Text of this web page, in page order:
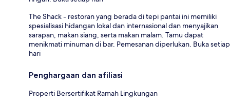
The Shack - restoran yang berada di tepi pantai ini memiliki
spesialisasi hidangan lokal dan internasional dan menyajikan
sarapan, makan siang, serta makan malam. Tamu dapat
menikmati minuman di bar. Pemesanan diperlukan. Buka setiap
hari
Penghargaan dan afiliasi
Properti Bersertifikat Ramah Lingkungan